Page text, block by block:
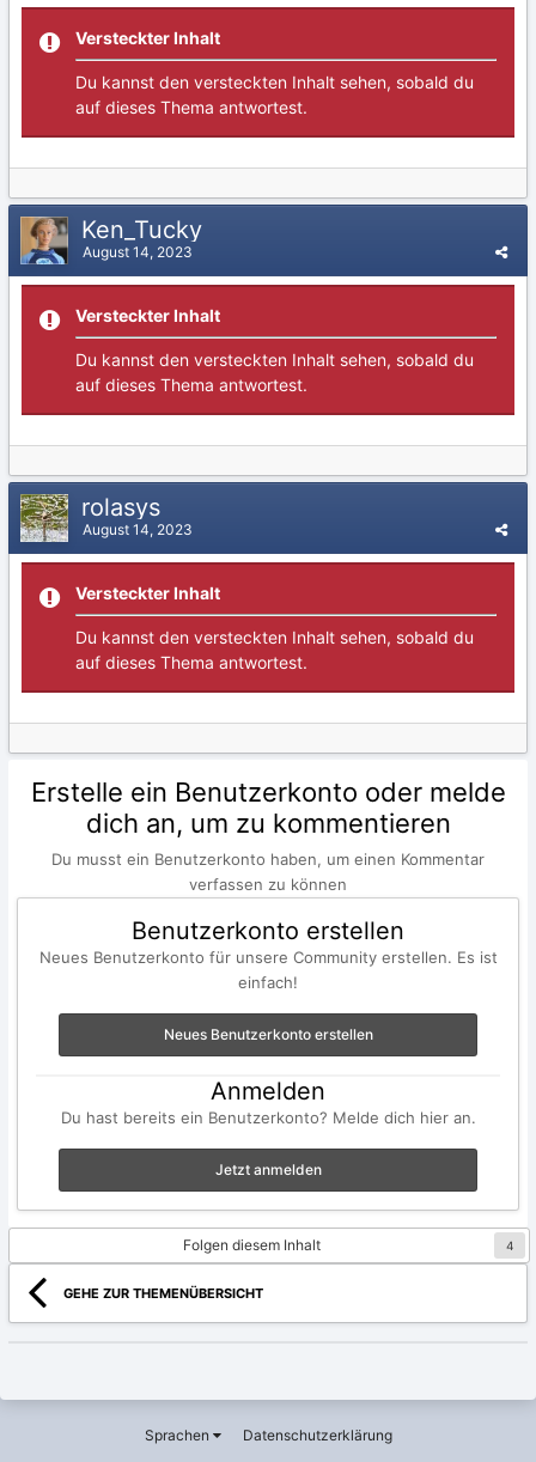
Versteckter Inhalt
Du kannst den versteckten Inhalt sehen, sobald du
auf dieses Thema antwortest.
Ken_Tucky
August 14, 2023
Versteckter Inhalt
Du kannst den versteckten Inhalt sehen, sobald du
auf dieses Thema antwortest.
rolasys
August 14, 2023
Versteckter Inhalt
Du kannst den versteckten Inhalt sehen, sobald du
auf dieses Thema antwortest.
Erstelle ein Benutzerkonto oder melde
dich an, um zu kommentieren
Du musst ein Benutzerkonto haben, um einen Kommentar
verfassen zu können
Benutzerkonto erstellen
Neues Benutzerkonto für unsere Community erstellen. Es ist
einfach!
Neues Benutzerkonto erstellen
Anmelden
Du hast bereits ein Benutzerkonto? Melde dich hier an.
Jetzt anmelden
Folgen diesem Inhalt 4
GEHE ZUR THEMENÜBERSICHT
Sprachen Datenschutzerklärung